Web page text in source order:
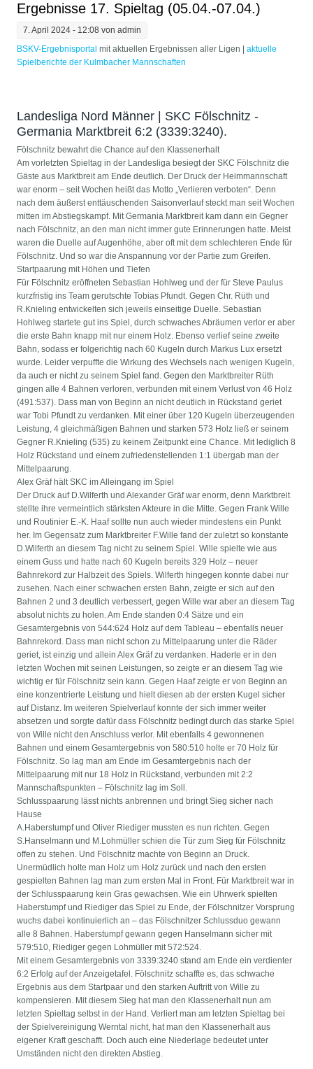
Ergebnisse 17. Spieltag (05.04.-07.04.)
7. April 2024 - 12:08 vonadmin
BSKV-Ergebnisportal mit aktuellen Ergebnissen aller Ligen | ​aktuelle
Spielberichte der Kulmbacher Mannschaften
Landesliga Nord Männer | SKC Fölschnitz -
Germania Marktbreit 6:2 (3339:3240).
Fölschnitz bewahrt die Chance auf den Klassenerhalt
Am vorletzten Spieltag in der Landesliga besiegt der SKC Fölschnitz die
Gäste aus Marktbreit am Ende deutlich. Der Druck der Heimmannschaft
war enorm – seit Wochen heißt das Motto „Verlieren verboten“. Denn
nach dem äußerst enttäuschenden Saisonverlauf steckt man seit Wochen
mitten im Abstiegskampf. Mit Germania Marktbreit kam dann ein Gegner
nach Fölschnitz, an den man nicht immer gute Erinnerungen hatte. Meist
waren die Duelle auf Augenhöhe, aber oft mit dem schlechteren Ende für
Fölschnitz. Und so war die Anspannung vor der Partie zum Greifen.
Startpaarung mit Höhen und Tiefen
Für Fölschnitz eröffneten Sebastian Hohlweg und der für Steve Paulus
kurzfristig ins Team gerutschte Tobias Pfundt. Gegen Chr. Rüth und
R.Knieling entwickelten sich jeweils einseitige Duelle. Sebastian
Hohlweg startete gut ins Spiel, durch schwaches Abräumen verlor er aber
die erste Bahn knapp mit nur einem Holz. Ebenso verlief seine zweite
Bahn, sodass er folgerichtig nach 60 Kugeln durch Markus Lux ersetzt
wurde. Leider verpuffte die Wirkung des Wechsels nach wenigen Kugeln,
da auch er nicht zu seinem Spiel fand. Gegen den Marktbreiter Rüth
gingen alle 4 Bahnen verloren, verbunden mit einem Verlust von 46 Holz
(491:537). Dass man von Beginn an nicht deutlich in Rückstand geriet
war Tobi Pfundt zu verdanken. Mit einer über 120 Kugeln überzeugenden
Leistung, 4 gleichmäßigen Bahnen und starken 573 Holz ließ er seinem
Gegner R.Knieling (535) zu keinem Zeitpunkt eine Chance. Mit lediglich 8
Holz Rückstand und einem zufriedenstellenden 1:1 übergab man der
Mittelpaarung.
Alex Gräf hält SKC im Alleingang im Spiel
Der Druck auf D.Wilferth und Alexander Gräf war enorm, denn Marktbreit
stellte ihre vermeintlich stärksten Akteure in die Mitte. Gegen Frank Wille
und Routinier E.-K. Haaf sollte nun auch wieder mindestens ein Punkt
her. Im Gegensatz zum Marktbreiter F.Wille fand der zuletzt so konstante
D.Wilferth an diesem Tag nicht zu seinem Spiel. Wille spielte wie aus
einem Guss und hatte nach 60 Kugeln bereits 329 Holz – neuer
Bahnrekord zur Halbzeit des Spiels. Wilferth hingegen konnte dabei nur
zusehen. Nach einer schwachen ersten Bahn, zeigte er sich auf den
Bahnen 2 und 3 deutlich verbessert, gegen Wille war aber an diesem Tag
absolut nichts zu holen. Am Ende standen 0:4 Sätze und ein
Gesamtergebnis von 544:624 Holz auf dem Tableau – ebenfalls neuer
Bahnrekord. Dass man nicht schon zu Mittelpaarung unter die Räder
geriet, ist einzig und allein Alex Gräf zu verdanken. Haderte er in den
letzten Wochen mit seinen Leistungen, so zeigte er an diesem Tag wie
wichtig er für Fölschnitz sein kann. Gegen Haaf zeigte er von Beginn an
eine konzentrierte Leistung und hielt diesen ab der ersten Kugel sicher
auf Distanz. Im weiteren Spielverlauf konnte der sich immer weiter
absetzen und sorgte dafür dass Fölschnitz bedingt durch das starke Spiel
von Wille nicht den Anschluss verlor. Mit ebenfalls 4 gewonnenen
Bahnen und einem Gesamtergebnis von 580:510 holte er 70 Holz für
Fölschnitz. So lag man am Ende im Gesamtergebnis nach der
Mittelpaarung mit nur 18 Holz in Rückstand, verbunden mit 2:2
Mannschaftspunkten – Fölschnitz lag im Soll.
Schlusspaarung lässt nichts anbrennen und bringt Sieg sicher nach
Hause
A.Haberstumpf und Oliver Riediger mussten es nun richten. Gegen
S.Hanselmann und M.Lohmüller schien die Tür zum Sieg für Fölschnitz
offen zu stehen. Und Fölschnitz machte von Beginn an Druck.
Unermüdlich holte man Holz um Holz zurück und nach den ersten
gespielten Bahnen lag man zum ersten Mal in Front. Für Marktbreit war in
der Schlusspaarung kein Gras gewachsen. Wie ein Uhrwerk spielten
Haberstumpf und Riediger das Spiel zu Ende, der Fölschnitzer Vorsprung
wuchs dabei kontinuierlich an – das Fölschnitzer Schlussduo gewann
alle 8 Bahnen. Haberstumpf gewann gegen Hanselmann sicher mit
579:510, Riediger gegen Lohmüller mit 572:524.
Mit einem Gesamtergebnis von 3339:3240 stand am Ende ein verdienter
6:2 Erfolg auf der Anzeigetafel. Fölschnitz schaffte es, das schwache
Ergebnis aus dem Startpaar und den starken Auftritt von Wille zu
kompensieren. Mit diesem Sieg hat man den Klassenerhalt nun am
letzten Spieltag selbst in der Hand. Verliert man am letzten Spieltag bei
der Spielvereinigung Werntal nicht, hat man den Klassenerhalt aus
eigener Kraft geschafft. Doch auch eine Niederlage bedeutet unter
Umständen nicht den direkten Abstieg.